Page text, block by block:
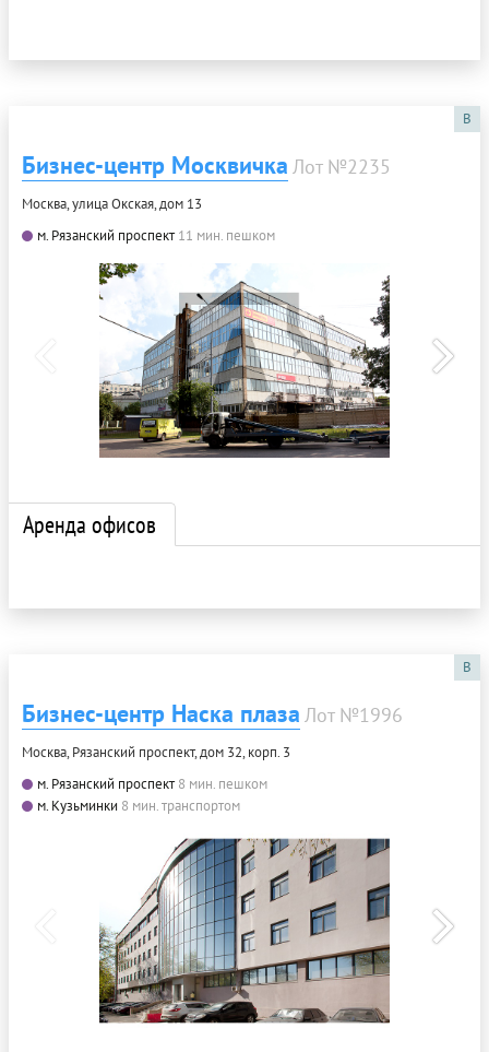
B
Бизнес-центр Москвичка Лот №2235
Москва, улица Окская, дом 13
м. Рязанский проспект 11 мин. пешком
Аренда офисов
B
Бизнес-центр Наска плаза Лот №1996
Москва, Рязанский проспект, дом 32, корп. 3
м. Рязанский проспект 8 мин. пешком
м. Кузьминки 8 мин. транспортом